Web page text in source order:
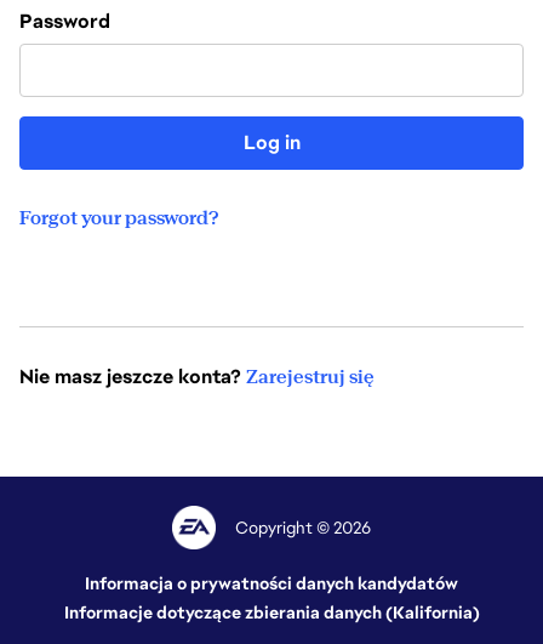
Password
Log in
Forgot your password?
Nie masz jeszcze konta? Zarejestruj się
Copyright © 2026
Informacja o prywatności danych kandydatów
Informacje dotyczące zbierania danych (Kalifornia)